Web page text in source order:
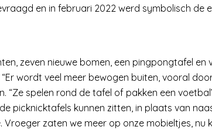
en in februari 2022 werd symbolisch de
zeven nieuwe bomen, een pingpongtafel en
wordt veel meer bewogen buiten, vooral
“Ze spelen rond de tafel of pakken een
picknicktafels kunnen zitten, in plaats van
zaten we meer op onze mobieltjes, nu